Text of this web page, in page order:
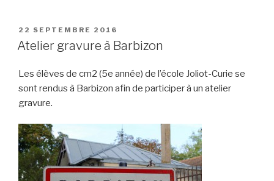
PUBLIÉ
LE
22 SEPTEMBRE 2016
Atelier gravure à Barbizon
Les élèves de cm2 (5e année) de l’école Joliot-Curie se
sont rendus à Barbizon afin de participer à un atelier
gravure.